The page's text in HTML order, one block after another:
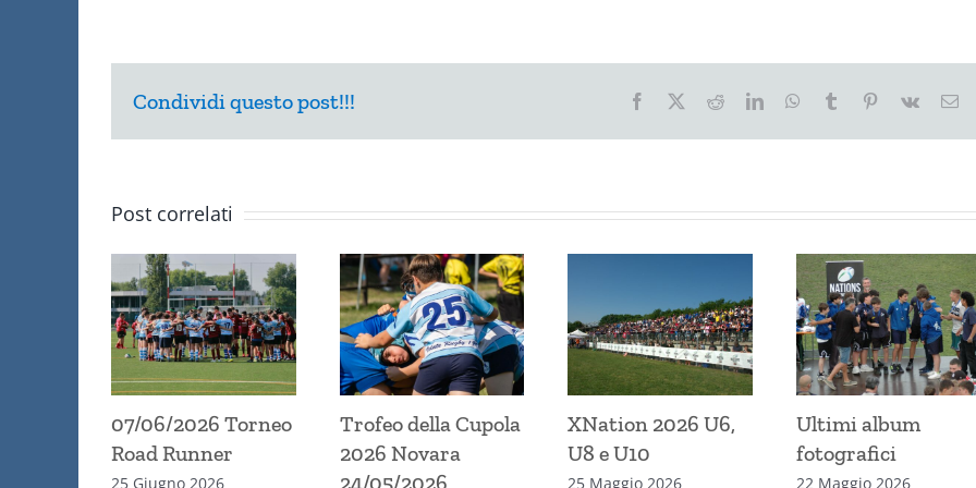
Condividi questo post!!! Facebook RedditLinkedInWhatsApp
Tumblr Pinterest
Vk
Post correlati
07/06/2026 Torneo
Road Runner
25 Giugno 2026
Trofeo della Cupola
2026 Novara
XNation 2026 U6,
U8 e U10
25 Maggio 2026
Ultimi album
fotografici
22 Maggio 2026